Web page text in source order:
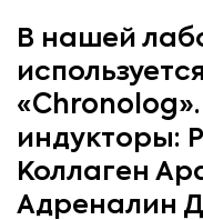
В нашей
индукторы:
Коллаген
Адреналин